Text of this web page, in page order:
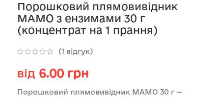
Порошковий плямовивідник
МАМО з ензимами 30 г
(концентрат на 1 прання)
(1 відгук)
від 6.00 грн
Порошковий плямовивідник МАМО 30 г —